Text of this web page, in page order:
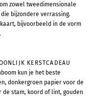
zowel tweedimensionale
bijzondere verrassing.
bijvoorbeeld in de vorm
KERSTCADEAU
kun je het beste
donkergroen papier voor de
stam, koord of lint, gouden